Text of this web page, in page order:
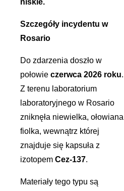
niskie.
Szczegóły incydentu w
Rosario
Do zdarzenia doszło w
połowie czerwca 2026 roku.
Z terenu laboratorium
laboratoryjnego w Rosario
zniknęła niewielka, ołowiana
fiolka, wewnątrz której
znajduje się kapsuła z
izotopem Cez-137.
Materiały tego typu są